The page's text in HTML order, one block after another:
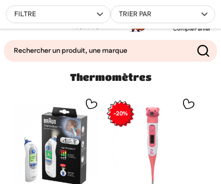
Compte
0
Panier
TRIER PAR
FILTRE
Thermomètres
-20%